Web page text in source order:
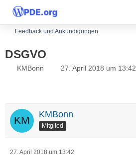
Feedback und Ankündigungen
DSGVO
KMBonn 27. April 2018 um 13:42
KMBonn
Mitglied
27. April 2018 um 13:42